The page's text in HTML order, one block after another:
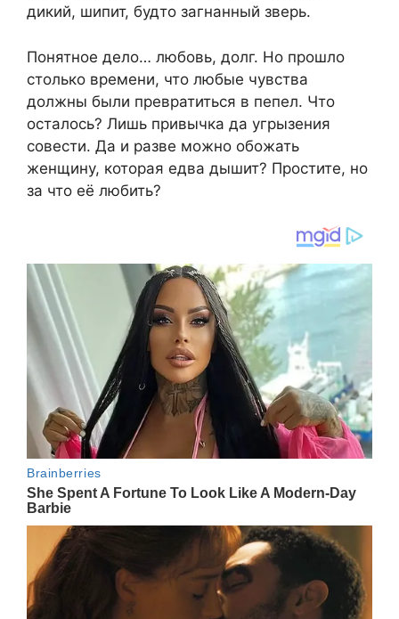
дикий, шипит, будто загнанный зверь.
Понятное дело… любовь, долг. Но прошло
столько времени, что любые чувства
должны были превратиться в пепел. Что
осталось? Лишь привычка да угрызения
совести. Да и разве можно обожать
женщину, которая едва дышит? Простите, но
за что её любить?